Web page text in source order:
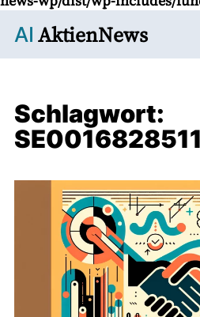
AI AktienNews
Schlagwort:
SE0016828511